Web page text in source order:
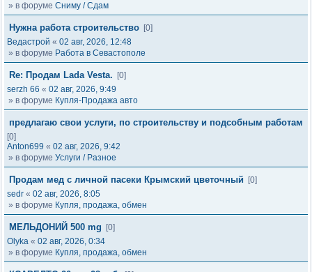
» в форуме Сниму / Сдам
Нужна работа строительство [0]
Ведастрой « 02 авг, 2026, 12:48
» в форуме Работа в Севастополе
Re: Продам Lada Vesta.
[0]
serzh 66 « 02 авг, 2026, 9:49
» в форуме Купля-Продажа авто
предлагаю свои услуги, по строительству и подсобным работам
[0]
Anton699 « 02 авг, 2026, 9:42
» в форуме Услуги / Разное
Продам мед с личной пасеки Крымский цветочный
[0]
sedr « 02 авг, 2026, 8:05
» в форуме Купля, продажа, обмен
МЕЛЬДОНИЙ 500 mg
[0]
Olyka « 02 авг, 2026, 0:34
» в форуме Купля, продажа, обмен